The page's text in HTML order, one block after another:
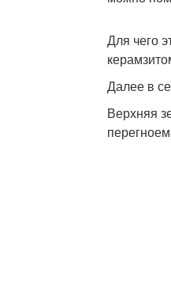
Для чего
Далее в
Верхняя